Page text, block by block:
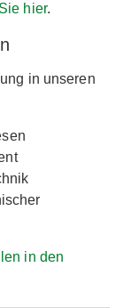
hier.
in unseren
in den